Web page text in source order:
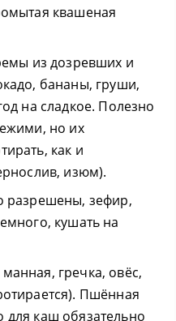
квашеная
из дозревших и
бананы, груши,
на сладкое. Полезно
но их
как и
изюм).
разрешены, зефир,
кушать на
гречка, овёс,
Пшённая
каш обязательно